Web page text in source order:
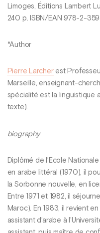
Limoges, Éditions Lambert
240 p. ISBN/EAN 978-2-
*Author
Pierre Larcherest
Marseille, enseignant-
spécialité est la linguistique
texte).
biography
Diplômé de l’Ecole
en arabe littéral (1970), il
la Sorbonne nouvelle, en
Entre 1971 et 1982, il
Maroc). En 1983, il revient
assistant d’arabe à